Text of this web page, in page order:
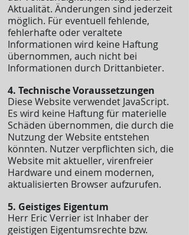
Aktualität. Änderungen sind jederzeit
möglich. Für eventuell fehlende,
fehlerhafte oder veraltete
Informationen wird keine Haftung
übernommen, auch nicht bei
Informationen durch Drittanbieter.
4. Technische Voraussetzungen
Diese Website verwendet JavaScript.
Es wird keine Haftung für materielle
Schäden übernommen, die durch die
Nutzung der Website entstehen
könnten. Nutzer verpflichten sich, die
Website mit aktueller, virenfreier
Hardware und einem modernen,
aktualisierten Browser aufzurufen.
5. Geistiges Eigentum
Herr Eric Verrier ist Inhaber der
geistigen Eigentumsrechte bzw.